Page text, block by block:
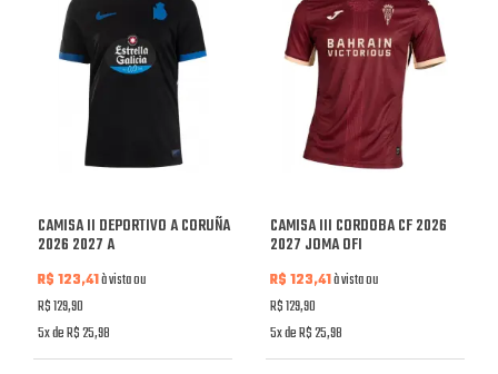
CAMISA II DEPORTIVO A CORUÑA
2026 2027 A
R$ 123,41à vista ou
R$ 129,90
5x de R$ 25,98
CAMISA III CORDOBA CF 2026
2027 JOMA OFI
R$ 123,41à vista ou
R$ 129,90
5x de R$ 25,98